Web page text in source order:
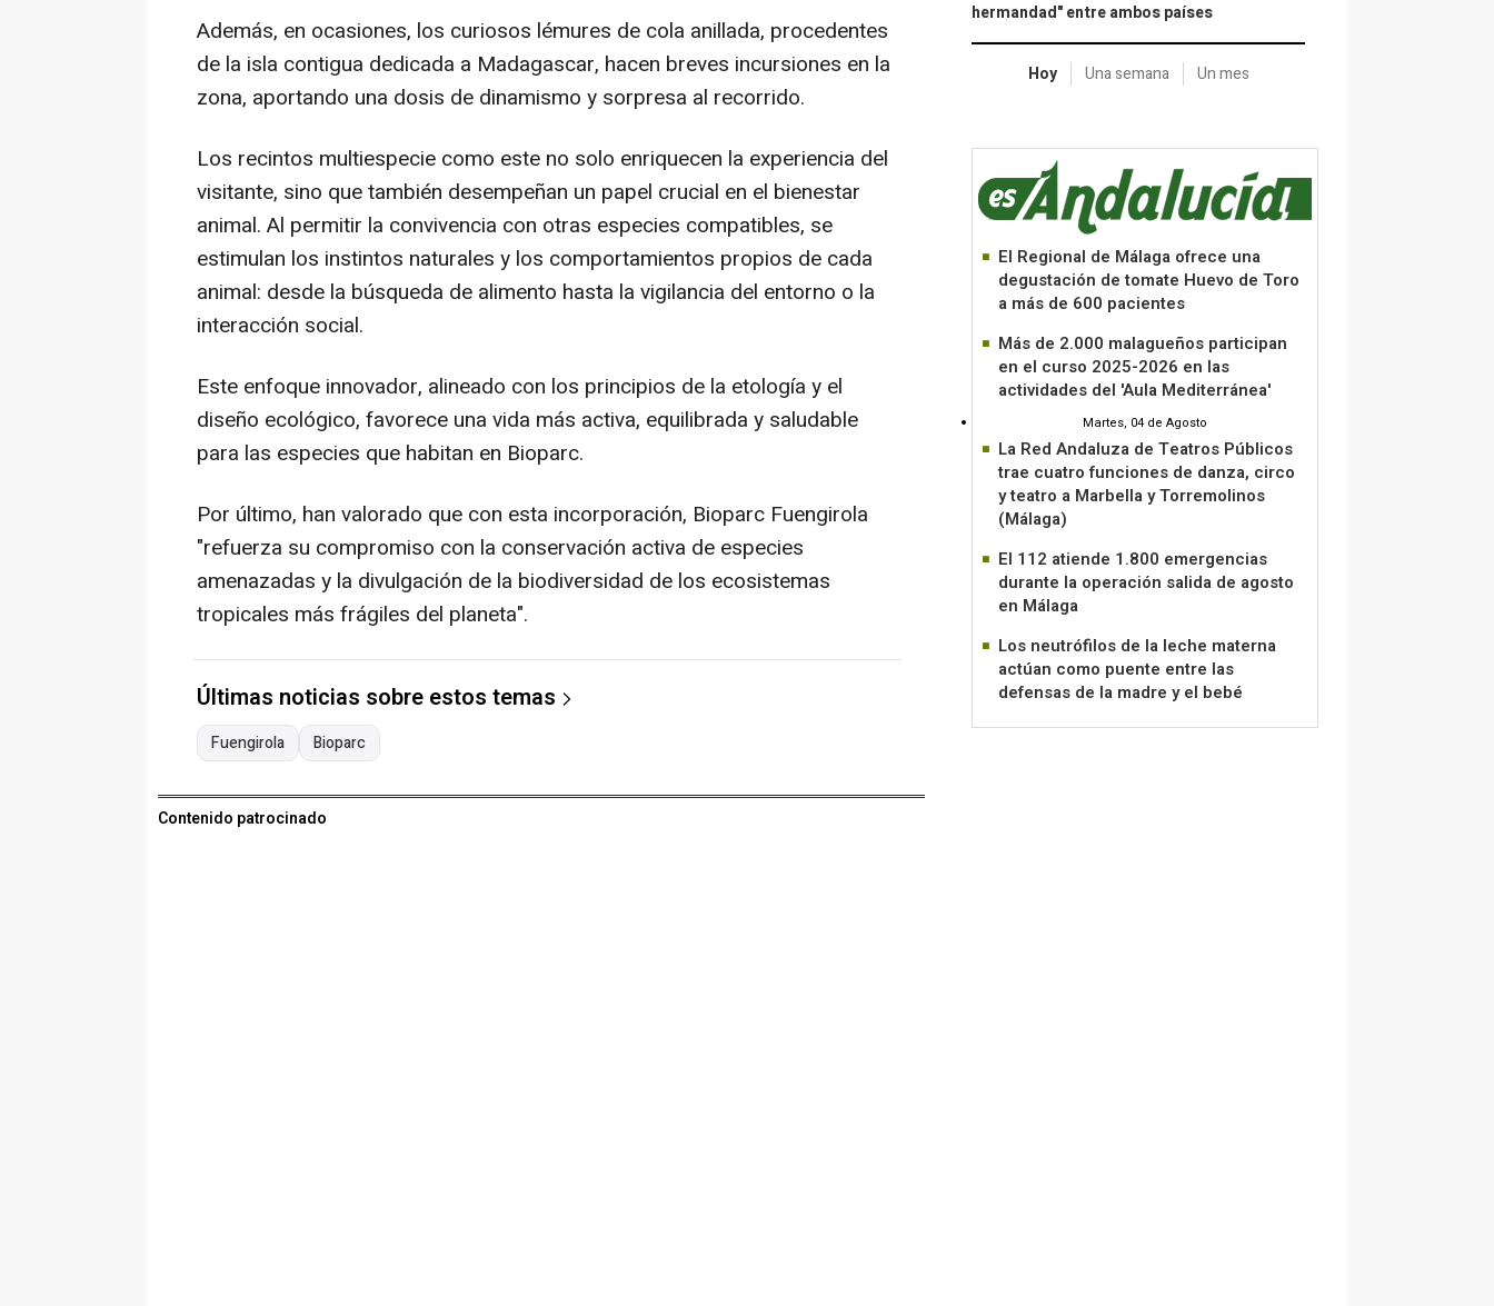
Además, en ocasiones, los curiosos lémures de cola anillada, procedentes
de la isla contigua dedicada a Madagascar, hacen breves incursiones en la
zona, aportando una dosis de dinamismo y sorpresa al recorrido.
Los recintos multiespecie como este no solo enriquecen la experiencia del
visitante, sino que también desempeñan un papel crucial en el bienestar
animal. Al permitir la convivencia con otras especies compatibles, se
estimulan los instintos naturales y los comportamientos propios de cada
animal: desde la búsqueda de alimento hasta la vigilancia del entorno o la
interacción social.
Este enfoque innovador, alineado con los principios de la etología y el
diseño ecológico, favorece una vida más activa, equilibrada y saludable
para las especies que habitan en Bioparc.
Por último, han valorado que con esta incorporación, Bioparc Fuengirola
"refuerza su compromiso con la conservación activa de especies
amenazadas y la divulgación de la biodiversidad de los ecosistemas
tropicales más frágiles del planeta".
Últimas noticias sobre estos temas
Fuengirola Bioparc
Contenido patrocinado
hermandad" entre ambos países
Hoy Una semana Un mes
El Regional de Málaga ofrece una
degustación de tomate Huevo de Toro
a más de 600 pacientes
Más de 2.000 malagueños participan
en el curso 2025-2026 en las
actividades del 'Aula Mediterránea'
Martes, 04 de Agosto
La Red Andaluza de Teatros Públicos
trae cuatro funciones de danza, circo
y teatro a Marbella y Torremolinos
(Málaga)
El 112 atiende 1.800 emergencias
durante la operación salida de agosto
en Málaga
Los neutrófilos de la leche materna
actúan como puente entre las
defensas de la madre y el bebé